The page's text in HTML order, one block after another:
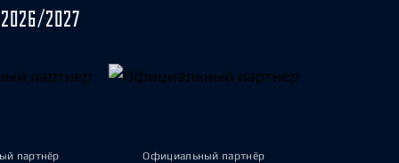
2027
партнёр Официальный партнёр